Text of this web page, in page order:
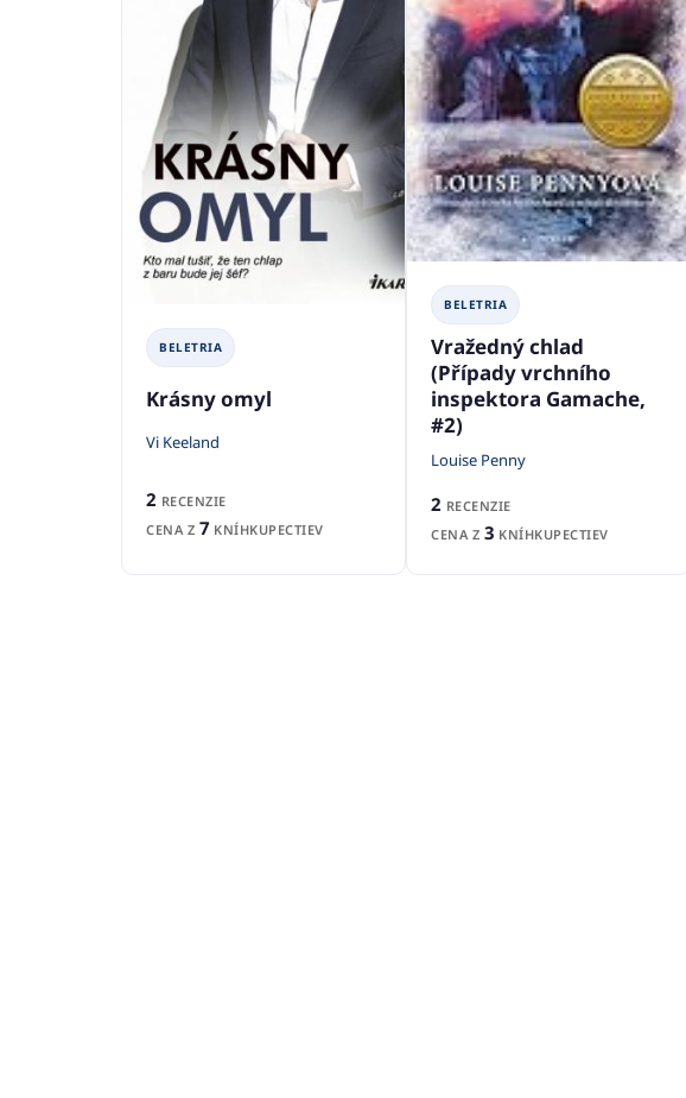
BELETRIA
Krásny omyl
Vi Keeland
2 RECENZIE
CENA Z 7 KNÍHKUPECTIEV
BELETRIA
Vražedný chlad
(Případy vrchního
inspektora Gamache,
#2)
Louise Penny
2 RECENZIE
CENA Z 3 KNÍHKUPECTIEV